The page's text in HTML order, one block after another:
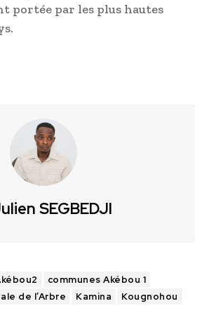
portée par les plus hautes
SEGBEDJI
communes Akébou 1
de l’Arbre
Kamina Kougnohou